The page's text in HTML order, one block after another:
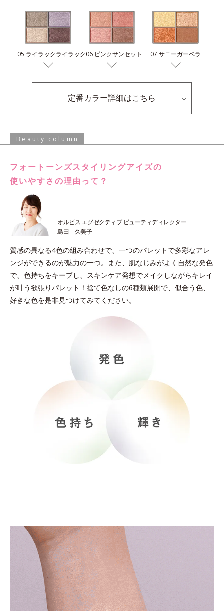
05 ライラックライラック06 ピンクサンセット 07 サニーガーベラ
定番カラー詳細はこちら
Beauty column
フォートーンズスタイリングアイズの
使いやすさの理由って？
オルビス エグゼクティブ ビューティディレクター
島田 久美子
質感の異なる4色の組み合わせで、一つのパレットで多彩なアレ
ンジができるのが魅力の一つ。また、肌なじみがよく自然な発色
で、色持ちをキープし、スキンケア発想でメイクしながらキレイ
が叶う欲張りパレット！捨て色なしの6種類展開で、似合う色、
好きな色を是非見つけてみてください。